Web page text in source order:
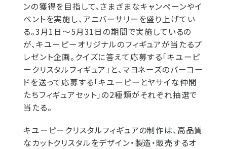
ンの獲得を目指して、さまざまなキャンペーンやイ
ベントを実施し、アニバーサリーを盛り上げてい
る。3月1日～5月31日の期間で実施しているの
が、キユーピーオリジナルのフィギュアが当たるプ
レゼント企画。クイズに答えて応募する「キユーピ
ークリスタルフィギュア」と、マヨネーズのバーコー
ドを送って応募する「キユーピーとヤサイな仲間
たちフィギュアセット」の2種類がそれぞれ抽選で
当たる。
キユーピークリスタルフィギュアの制作は、高品質
なカットクリスタルをデザイン・製造・販売するオ